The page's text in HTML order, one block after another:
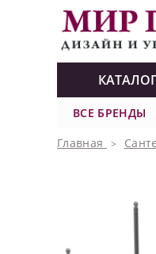
ВСЕ БРЕНДЫ
Главная